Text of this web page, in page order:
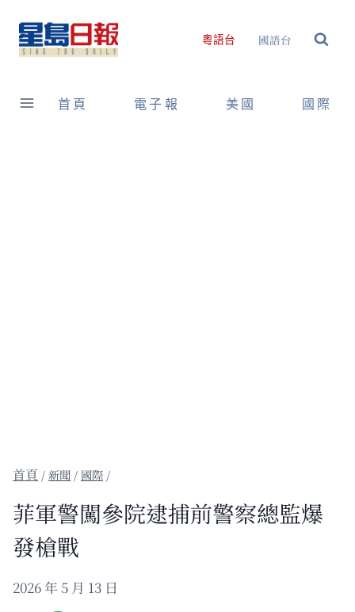
content
粵語台 國語台
首頁 電子報 美國 國際
/新聞 / 國際 /
菲軍警闖參院逮捕前警察總監爆
發槍戰
2026 年 5 月 13 日